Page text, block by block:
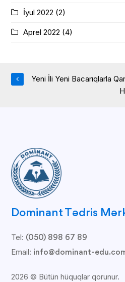
İyul 2022 (2)
Aprel 2022 (4)
Yeni İli Yeni Bacarıqlarla
Dominant Tədris
Tel: (050) 898 67 89
Email: info@dominant-
2026 © Bütün hüquqlar qorunur.